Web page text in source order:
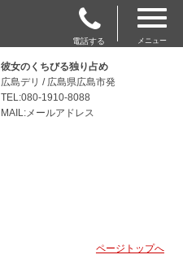
電話する メニュー
彼女のくちびる独り占め
広島デリ / 広島県広島市発
TEL:080-1910-8088
MAIL:メールアドレス
ページトップへ